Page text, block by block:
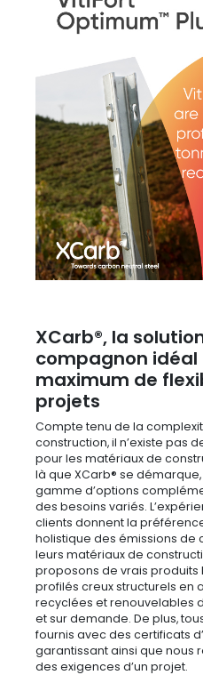
XCarb®, la
compagnon idéal
maximum de
projets
Compte tenu de la
construction, il n’existe pas
pour les matériaux de
là que XCarb® se
gamme d’options
des besoins variés.
clients donnent la
holistique des émissions de
leurs matériaux de
proposons de vrais produits
profilés creux structurels en
recyclées et renouvelables
et sur demande. De plus,
fournis avec des certificats
garantissant ainsi que nous
des exigences d’un projet.